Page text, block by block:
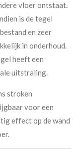
vloer ontstaat.
is de tegel
en zeer
in onderhoud.
heeft een
uitstraling.
stroken
voor een
effect op de wand